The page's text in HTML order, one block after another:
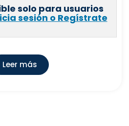
solo para usuarios
sesión o Regístrate
Leer más